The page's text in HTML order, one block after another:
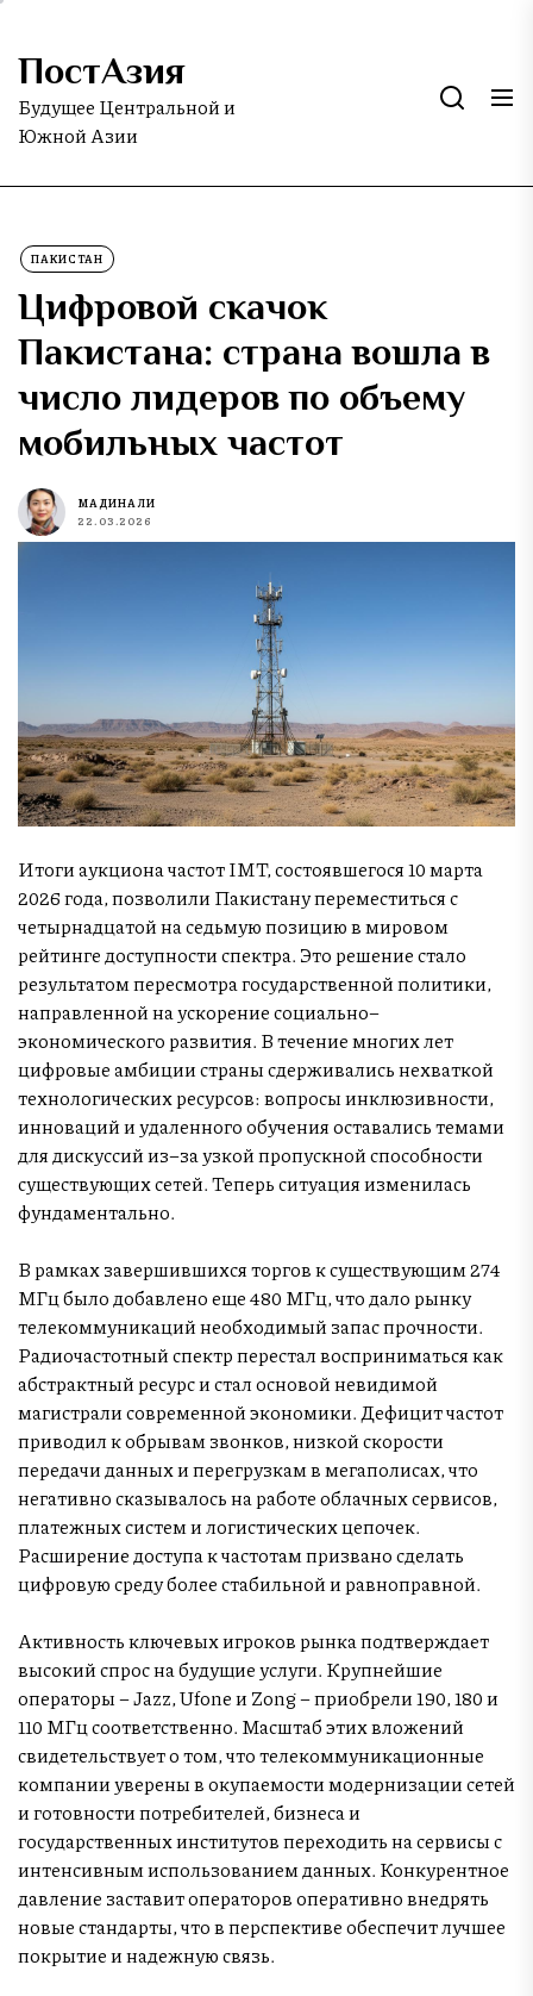
Skip
the
content
ПостАзия
Будущее Центральной и
Южной Азии
ПАКИСТАН
Цифровой скачок
Пакистана: страна вошла в
число лидеров по объему
мобильных частот
МАДИНА ЛИ
22.03.2026
Итоги аукциона частот IMT, состоявшегося 10 марта
2026 года, позволили Пакистану переместиться с
четырнадцатой на седьмую позицию в мировом
рейтинге доступности спектра. Это решение стало
результатом пересмотра государственной политики,
направленной на ускорение социально–
экономического развития. В течение многих лет
цифровые амбиции страны сдерживались нехваткой
технологических ресурсов: вопросы инклюзивности,
инноваций и удаленного обучения оставались темами
для дискуссий из–за узкой пропускной способности
существующих сетей. Теперь ситуация изменилась
фундаментально.
В рамках завершившихся торгов к существующим 274
МГц было добавлено еще 480 МГц, что дало рынку
телекоммуникаций необходимый запас прочности.
Радиочастотный спектр перестал восприниматься как
абстрактный ресурс и стал основой невидимой
магистрали современной экономики. Дефицит частот
приводил к обрывам звонков, низкой скорости
передачи данных и перегрузкам в мегаполисах, что
негативно сказывалось на работе облачных сервисов,
платежных систем и логистических цепочек.
Расширение доступа к частотам призвано сделать
цифровую среду более стабильной и равноправной.
Активность ключевых игроков рынка подтверждает
высокий спрос на будущие услуги. Крупнейшие
операторы – Jazz, Ufone и Zong – приобрели 190, 180 и
110 МГц соответственно. Масштаб этих вложений
свидетельствует о том, что телекоммуникационные
компании уверены в окупаемости модернизации сетей
и готовности потребителей, бизнеса и
государственных институтов переходить на сервисы с
интенсивным использованием данных. Конкурентное
давление заставит операторов оперативно внедрять
новые стандарты, что в перспективе обеспечит лучшее
покрытие и надежную связь.